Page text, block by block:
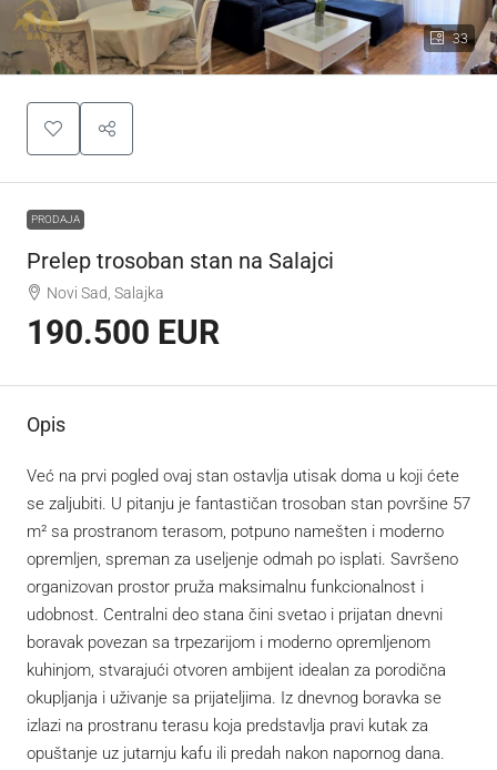
33
PRODAJA
Prelep trosoban stan na Salajci
Novi Sad, Salajka
190.500 EUR
Opis
Već na prvi pogled ovaj stan ostavlja utisak doma u koji ćete
se zaljubiti. U pitanju je fantastičan trosoban stan površine 57
m² sa prostranom terasom, potpuno namešten i moderno
opremljen, spreman za useljenje odmah po isplati. Savršeno
organizovan prostor pruža maksimalnu funkcionalnost i
udobnost. Centralni deo stana čini svetao i prijatan dnevni
boravak povezan sa trpezarijom i moderno opremljenom
kuhinjom, stvarajući otvoren ambijent idealan za porodična
okupljanja i uživanje sa prijateljima. Iz dnevnog boravka se
izlazi na prostranu terasu koja predstavlja pravi kutak za
opuštanje uz jutarnju kafu ili predah nakon napornog dana.